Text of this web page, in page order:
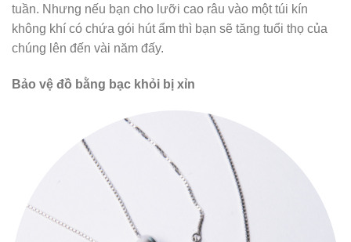
tuần. Nhưng nếu bạn cho lưỡi cao râu vào một túi kín
không khí có chứa gói hút ẩm thì bạn sẽ tăng tuổi thọ của
chúng lên đến vài năm đấy.
Bảo vệ đồ bằng bạc khỏi bị xỉn